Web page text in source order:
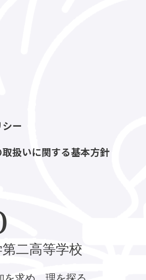
ー
扱いに関する基本方針
二高等学校